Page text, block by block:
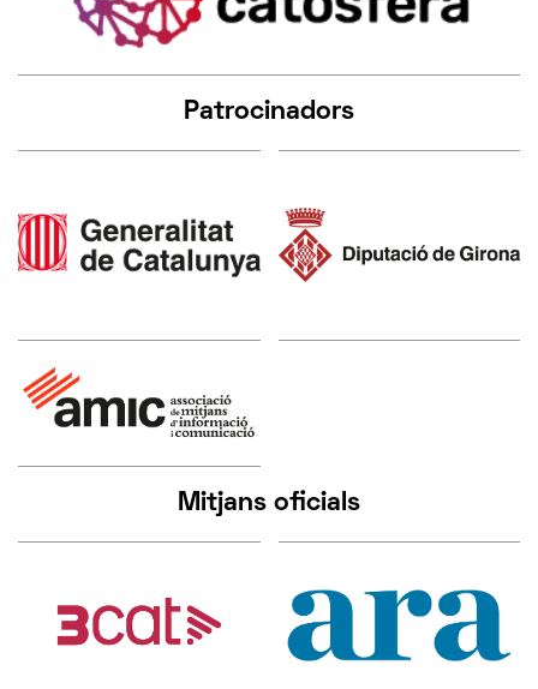
Patrocinadors
Mitjans oficials